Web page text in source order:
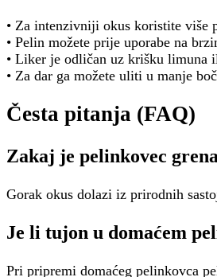
• Za intenzivniji okus koristite više
• Pelin možete prije uporabe na
• Liker je odličan uz krišku limuna
• Za dar ga možete uliti u manje
Česta pitanja (FAQ)
Zakaj je pelinkovec
Gorak okus dolazi iz prirodnih
Je li tujon u domaćem
Pri pripremi domaćeg pelinkovca